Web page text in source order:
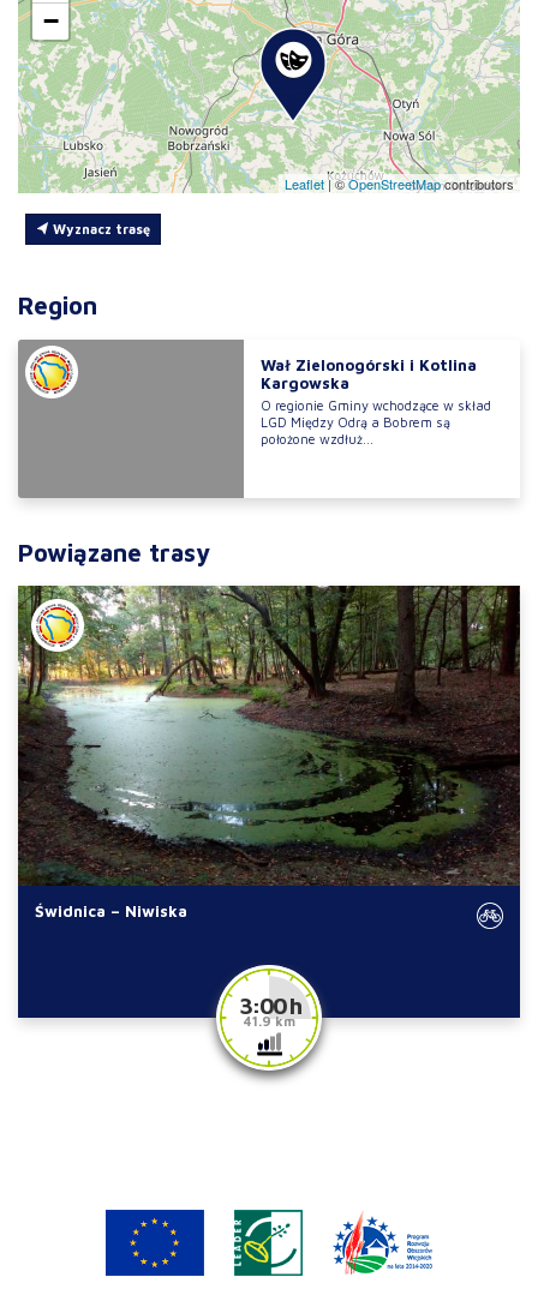
−
Leaflet|©OpenStreetMapcontributors
Wyznacz trasę
Region
Wał Zielonogórski i Kotlina
Kargowska
O regionie Gminy wchodzące w skład
LGD Między Odrą a Bobrem są
położone wzdłuż...
Powiązane trasy
Świdnica – Niwiska
3:00 h
41.9 km